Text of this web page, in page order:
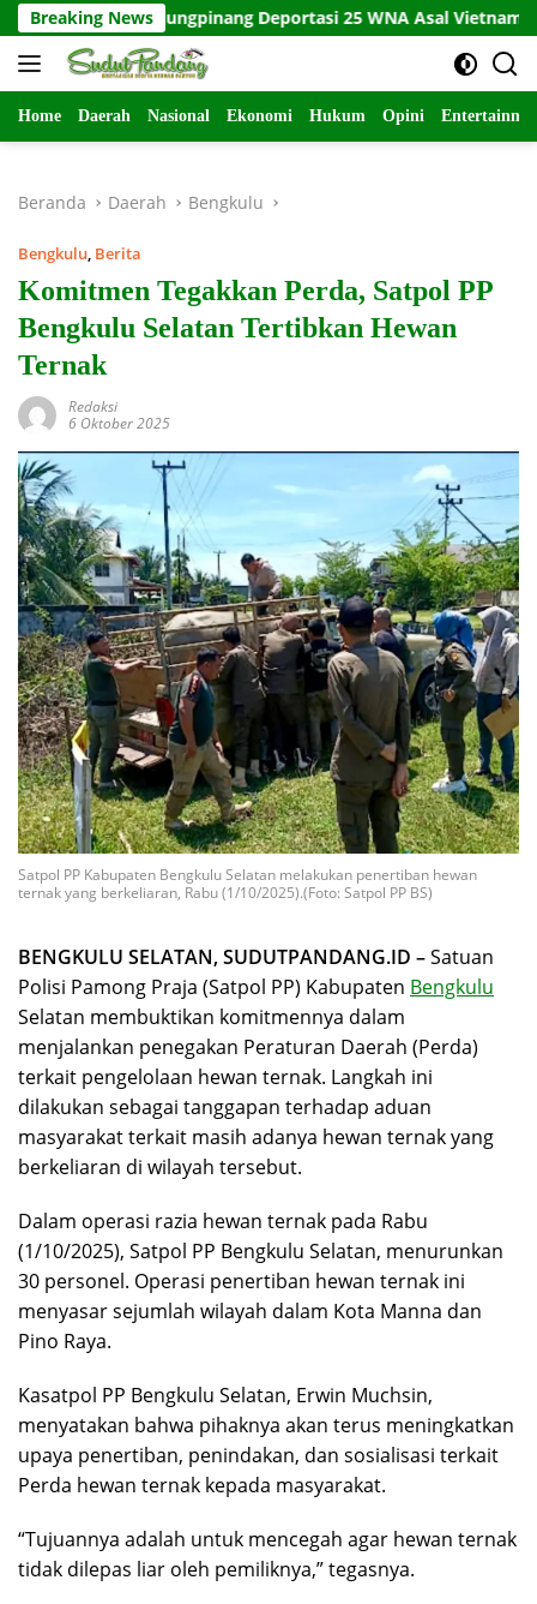
Langsung
ke
konten
Breaking News
Tanjungpinang Deportasi 25 WNA Asal Vietnam
Home Daerah Nasional Ekonomi Hukum Opini
Beranda Daerah Bengkulu
Bengkulu, Berita
Komitmen Tegakkan Perda, Satpol PP
Bengkulu Selatan Tertibkan Hewan
Ternak
Redaksi
6 Oktober 2025
Satpol PP Kabupaten Bengkulu Selatan melakukan penertiban hewan
ternak yang berkeliaran, Rabu (1/10/2025).(Foto: Satpol PP BS)
BENGKULU SELATAN, SUDUTPANDANG.ID –Satuan
Polisi Pamong Praja (Satpol PP) Kabupaten Bengkulu
Selatan membuktikan komitmennya dalam
menjalankan penegakan Peraturan Daerah (Perda)
terkait pengelolaan hewan ternak. Langkah ini
dilakukan sebagai tanggapan terhadap aduan
masyarakat terkait masih adanya hewan ternak yang
berkeliaran di wilayah tersebut.
Dalam operasi razia hewan ternak pada Rabu
(1/10/2025), Satpol PP Bengkulu Selatan, menurunkan
30 personel. Operasi penertiban hewan ternak ini
menyasar sejumlah wilayah dalam Kota Manna dan
Pino Raya.
Kasatpol PP Bengkulu Selatan, Erwin Muchsin,
menyatakan bahwa pihaknya akan terus meningkatkan
upaya penertiban, penindakan, dan sosialisasi terkait
Perda hewan ternak kepada masyarakat.
“Tujuannya adalah untuk mencegah agar hewan ternak
tidak dilepas liar oleh pemiliknya,” tegasnya.